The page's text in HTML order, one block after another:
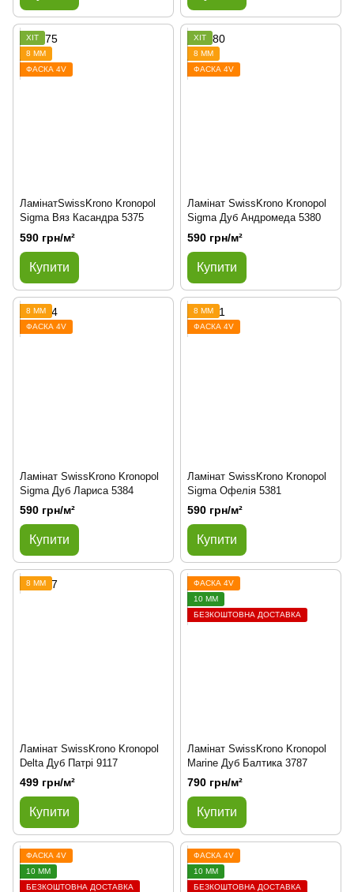
ХІТ
8 ММ
ФАСКА 4V
ЛамінатSwissKrono Kronopol
Sigma Вяз Касандра 5375
590 грн/м²
Купити
ХІТ
8 ММ
ФАСКА 4V
Ламінат SwissKrono Kronopol
Sigma Дуб Андромеда 5380
590 грн/м²
Купити
8 ММ
ФАСКА 4V
Ламінат SwissKrono Kronopol
Sigma Дуб Лариса 5384
590 грн/м²
Купити
8 ММ
ФАСКА 4V
Ламінат SwissKrono Kronopol
Sigma Офелія 5381
590 грн/м²
Купити
8 ММ
Ламінат SwissKrono Kronopol
Delta Дуб Патрі 9117
499 грн/м²
Купити
ФАСКА 4V
10 ММ
БЕЗКОШТОВНА ДОСТАВКА
Ламінат SwissKrono Kronopol
Marine Дуб Балтика 3787
790 грн/м²
Купити
ФАСКА 4V
10 ММ
БЕЗКОШТОВНА ДОСТАВКА
ФАСКА 4V
10 ММ
БЕЗКОШТОВНА ДОСТАВКА